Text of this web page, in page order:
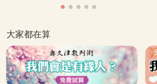
大家都在算